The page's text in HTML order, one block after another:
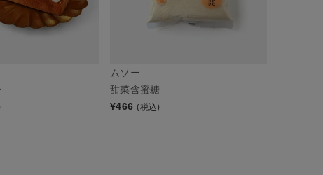
ムソー
甜菜含蜜糖
¥466 (税込)